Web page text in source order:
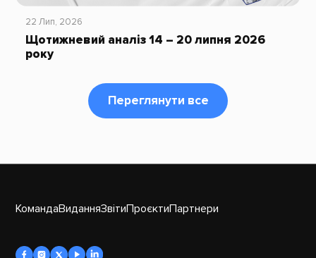
22 Лип, 2026
Щотижневий аналіз 14 – 20 липня 2026
року
Переглянути все
КомандаВиданняЗвітиПроєктиПартнери